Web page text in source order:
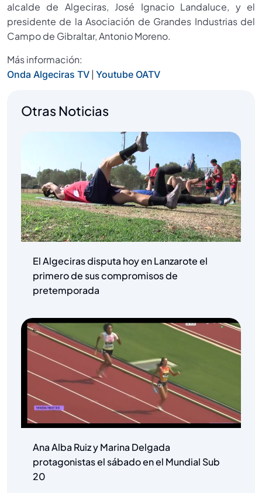
alcalde de Algeciras, José Ignacio Landaluce, y el
presidente de la Asociación de Grandes Industrias del
Campo de Gibraltar, Antonio Moreno.
Más información:
Onda Algeciras TV | Youtube OATV
Otras Noticias
El Algeciras disputa hoy en Lanzarote el
primero de sus compromisos de
pretemporada
Ana Alba Ruiz y Marina Delgada
protagonistas el sábado en el Mundial Sub
20